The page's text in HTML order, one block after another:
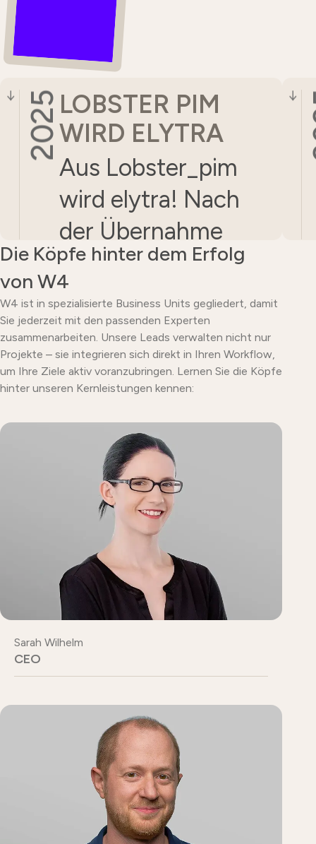
2025LOBSTER PIM
WIRD ELYTRA
Aus Lobster_pim
wird elytra! Nach
der Übernahme
des Source-
Codes garantiert
unser PIM-Team
den nahtlosen
Support sowie
die
Weiterführung
aller bestehenden
Schnittstellen
und Funktionen.
Danke für Ihr
Vertrauen!
↓ ↓
Die Köpfe hinter dem Erfolg
von W4
W4 ist in spezialisierte Business Units gegliedert, damit
Sie jederzeit mit den passenden Experten
zusammenarbeiten. Unsere Leads verwalten nicht nur
Projekte – sie integrieren sich direkt in Ihren Workflow,
um Ihre Ziele aktiv voranzubringen. Lernen Sie die Köpfe
hinter unseren Kernleistungen kennen:
Sarah Wilhelm
CEO